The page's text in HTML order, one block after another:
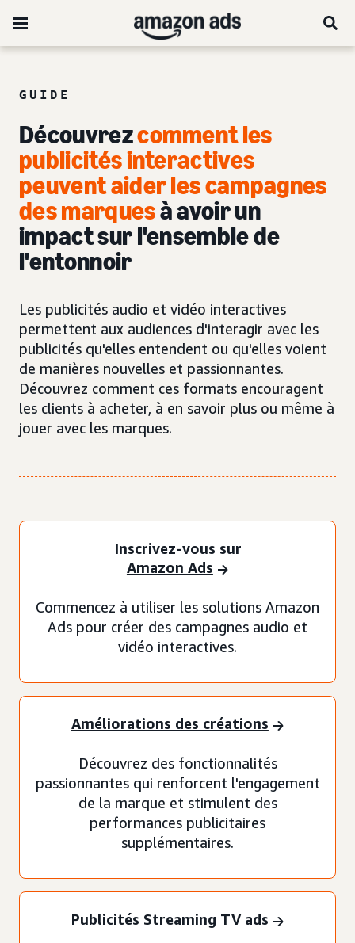
GUIDE
Découvrezcomment les
publicités interactives
peuvent aider les campagnes
des marquesà avoir un
impact sur l'ensemble de
l'entonnoir
Les publicités audio et vidéo interactives
permettent aux audiences d'interagir avec les
publicités qu'elles entendent ou qu'elles voient
de manières nouvelles et passionnantes.
Découvrez comment ces formats encouragent
les clients à acheter, à en savoir plus ou même à
jouer avec les marques.
Inscrivez-vous sur
Amazon Ads
Commencez à utiliser les solutions Amazon
Ads pour créer des campagnes audio et
vidéo interactives.
Améliorations des créations
Découvrez des fonctionnalités
passionnantes qui renforcent l'engagement
de la marque et stimulent des
performances publicitaires
supplémentaires.
Publicités Streaming TV ads